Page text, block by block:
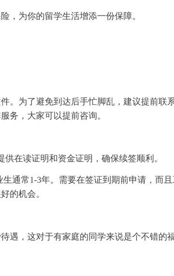
，为你的留学生活增添一份保障。
。为了避免到达后手忙脚乱，建议提前联
务，大家可以提前咨询。
在读证明和资金证明，确保续签顺利。
通常1-3年。需要在签证到期前申请，而
的机会。
遇，这对于有家庭的同学来说是个不错的